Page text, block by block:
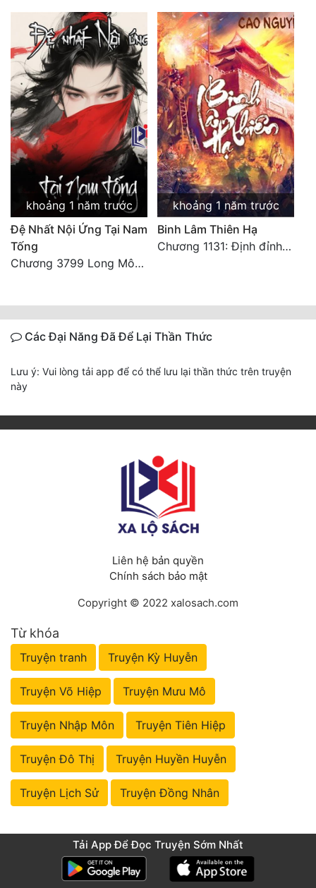
khoảng 1 năm trước
Đệ Nhất Nội Ứng Tại Nam
Tống
Chương 3799 Long Môn Thập Lục, Cô Đỉnh Ánh Sáng Mặt Trời
khoảng 1 năm trước
Binh Lâm Thiên Hạ
Chương 1131: Định đỉnh thiên hạ (HẾT)
Các Đại Năng Đã Để Lại Thần Thức
Lưu ý: Vui lòng tải app để có thể lưu lại thần thức trên truyện
này
Liên hệ bản quyền
Chính sách bảo mật
Copyright © 2022 xalosach.com
Từ khóa
Truyện tranh Truyện Kỳ Huyễn
Truyện Võ Hiệp Truyện Mưu Mô
Truyện Nhập Môn Truyện Tiên Hiệp
Truyện Đô Thị Truyện Huyền Huyễn
Truyện Lịch Sử Truyện Đồng Nhân
Tải App Để Đọc Truyện Sớm Nhất